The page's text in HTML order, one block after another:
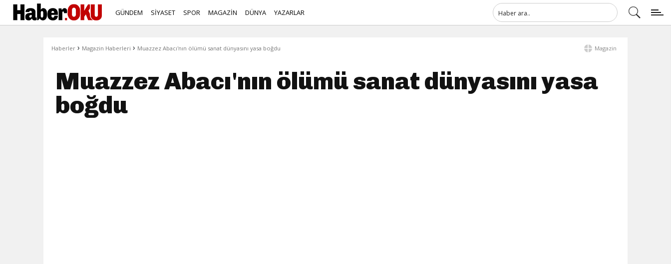
GÜNDEM SİYASET SPOR MAGAZİN DÜNYA YAZARLAR
Haberler › Magazin Haberleri › Muazzez Abacı'nın ölümü sanat dünyasını yasa boğdu Magazin
Muazzez Abacı'nın ölümü sanat dünyasını yasa
boğdu